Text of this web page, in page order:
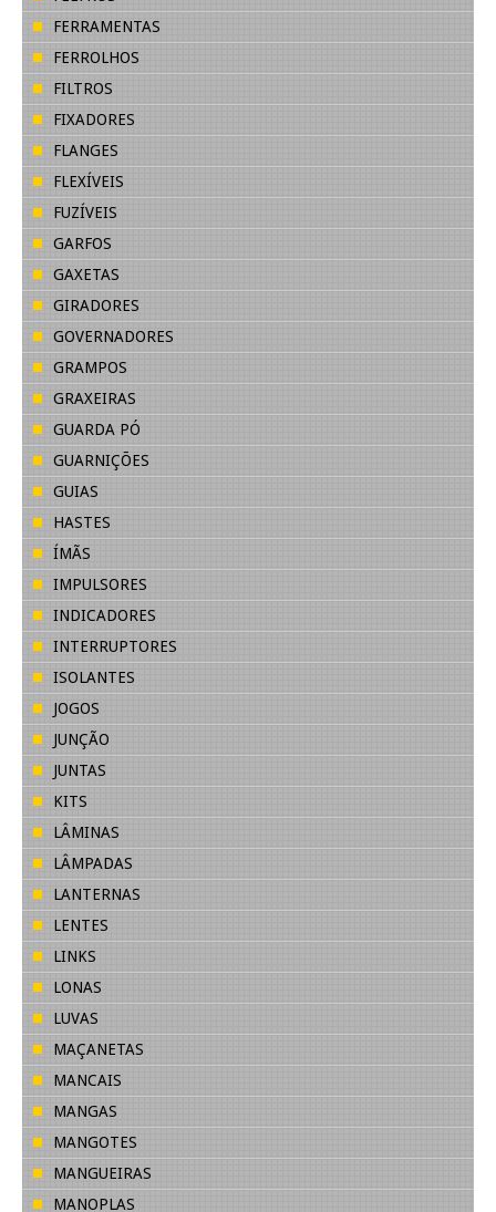
FERRAMENTAS
FERROLHOS
FILTROS
FIXADORES
FLANGES
FLEXÍVEIS
FUZÍVEIS
GARFOS
GAXETAS
GIRADORES
GOVERNADORES
GRAMPOS
GRAXEIRAS
GUARDA PÓ
GUARNIÇÕES
GUIAS
HASTES
ÍMÃS
IMPULSORES
INDICADORES
INTERRUPTORES
ISOLANTES
JOGOS
JUNÇÃO
JUNTAS
KITS
LÂMINAS
LÂMPADAS
LANTERNAS
LENTES
LINKS
LONAS
LUVAS
MAÇANETAS
MANCAIS
MANGAS
MANGOTES
MANGUEIRAS
MANOPLAS